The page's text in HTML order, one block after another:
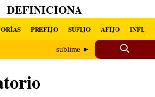
DEFINICIONA
PREFIJO SUFIJO AFIJO INFIJO
sublime ►